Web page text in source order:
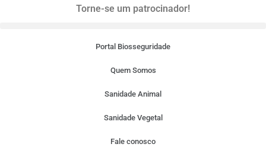
Torne-se um patrocinador!
Portal Biosseguridade
Quem Somos
Sanidade Animal
Sanidade Vegetal
Fale conosco